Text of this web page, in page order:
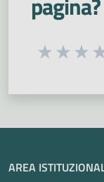
Interaziendale
Seleziona
AREA